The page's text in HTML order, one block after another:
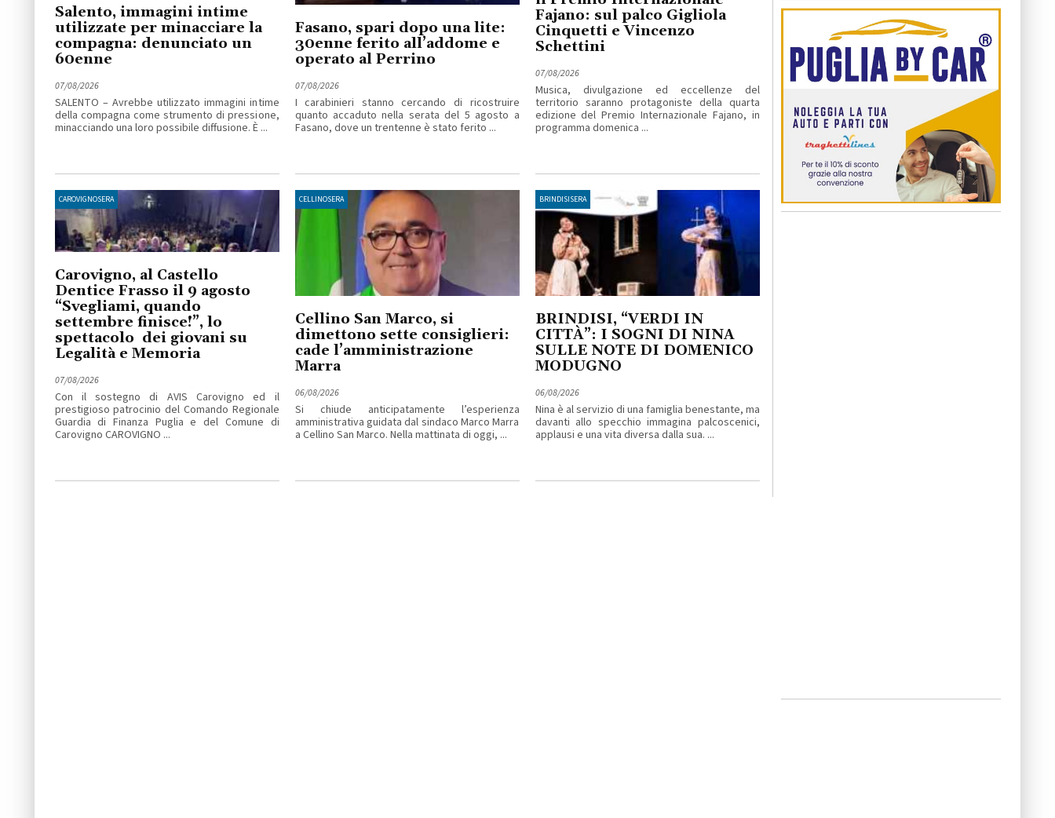
Salento, immagini intime
utilizzate per minacciare la
compagna: denunciato un
60enne
07/08/2026
SALENTO – Avrebbe utilizzato immagini intime
della compagna come strumento di pressione,
minacciando una loro possibile diffusione. È ...
Fasano, spari dopo una lite:
30enne ferito all’addome e
operato al Perrino
07/08/2026
I carabinieri stanno cercando di ricostruire
quanto accaduto nella serata del 5 agosto a
Fasano, dove un trentenne è stato ferito ...
Fajano: sul palco Gigliola
Cinquetti e Vincenzo
Schettini
07/08/2026
Musica, divulgazione ed eccellenze del
territorio saranno protagoniste della quarta
edizione del Premio Internazionale Fajano, in
programma domenica ...
CAROVIGNOSERA
Carovigno, al Castello
Dentice Frasso il 9 agosto
“Svegliami, quando
settembre finisce!”, lo
spettacolo dei giovani su
Legalità e Memoria
07/08/2026
Con il sostegno di AVIS Carovigno ed il
prestigioso patrocinio del Comando Regionale
Guardia di Finanza Puglia e del Comune di
Carovigno CAROVIGNO ...
CELLINOSERA
Cellino San Marco, si
dimettono sette consiglieri:
cade l’amministrazione
Marra
06/08/2026
Si chiude anticipatamente l’esperienza
amministrativa guidata dal sindaco Marco Marra
a Cellino San Marco. Nella mattinata di oggi, ...
BRINDISISERA
BRINDISI, “VERDI IN
CITTÀ”: I SOGNI DI NINA
SULLE NOTE DI DOMENICO
MODUGNO
06/08/2026
Nina è al servizio di una famiglia benestante, ma
davanti allo specchio immagina palcoscenici,
applausi e una vita diversa dalla sua. ...